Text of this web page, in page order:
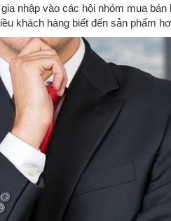
nhập vào các hội nhóm mua
khách hàng biết đến sản phẩm